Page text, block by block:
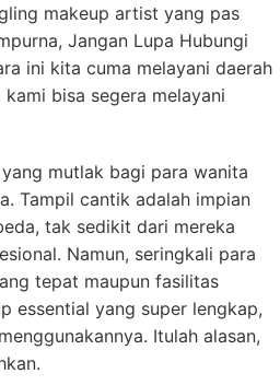
makeup artist yang pas
Jangan Lupa Hubungi
ini kita cuma melayani daerah
bisa segera melayani
mutlak bagi para wanita
Tampil cantik adalah impian
tak sedikit dari mereka
Namun, seringkali para
tepat maupun fasilitas
essential yang super lengkap,
Itulah alasan,